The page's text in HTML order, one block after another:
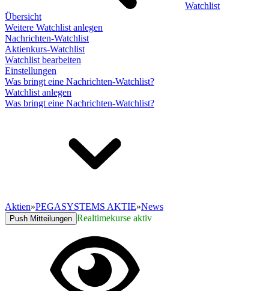
Watchlist
Übersicht
Weitere Watchlist anlegen
Nachrichten-Watchlist
Aktienkurs-Watchlist
Watchlist bearbeiten
Einstellungen
Was bringt eine Nachrichten-Watchlist?
Watchlist anlegen
Was bringt eine Nachrichten-Watchlist?
Aktien»PEGASYSTEMS AKTIE»News
Push Mitteilungen Realtimekurse aktiv